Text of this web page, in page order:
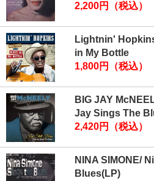
2,200円（税込）
Lightnin'
in My Bottle
1,800円（税込）
BIG JAY
Jay Sings The
2,420円（税込）
NINA SIMONE/
Blues(LP)